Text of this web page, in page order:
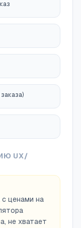
UX/
ценами на
не хватает